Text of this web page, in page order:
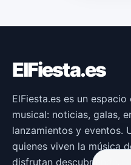
ElFiesta.es
ElFiesta.es es un
musical: noticias, galas,
lanzamientos y eventos.
quienes viven la música
disfrutan descubriendo